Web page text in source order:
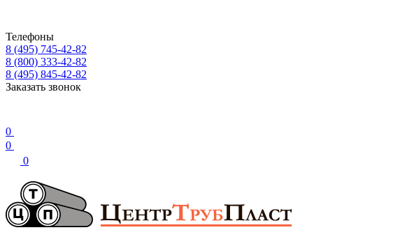
Телефоны
8 (495) 745-42-82
8 (800) 333-42-82
8 (495) 845-42-82
Заказать звонок
0
0
0